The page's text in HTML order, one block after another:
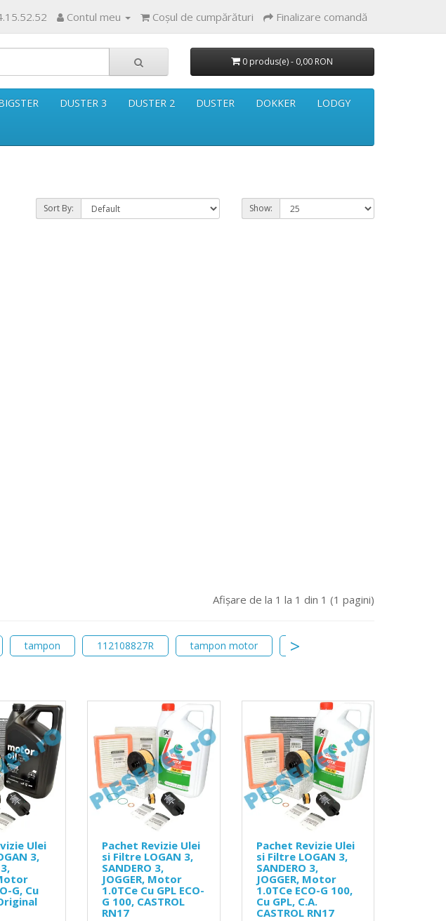
Contul meu Coşul de cumpărături Finalizare comandă
0 produs(e) - 0,00 RON
DUSTER 3 DUSTER 2 DUSTER DOKKER LODGY
Sort By: Show:
Afişare de la 1 la 1 din 1 (1 pagini)
tampon 112108827R tampon motor tampon motor dreapta
Ulei
3,
G, Cu
Pachet Revizie Ulei
si Filtre LOGAN 3,
SANDERO 3,
JOGGER, Motor
1.0TCe Cu GPL ECO-
G 100, CASTROL
RN17
Pachet Revizie Ulei
si Filtre LOGAN 3,
SANDERO 3,
JOGGER, Motor
1.0TCe ECO-G 100,
Cu GPL, C.A.
CASTROL RN17